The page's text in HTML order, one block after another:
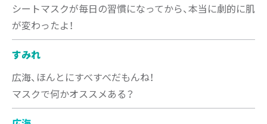
シートマスクが毎日の習慣になってから、本当に劇的に肌
が変わったよ！
すみれ
広海、ほんとにすべすべだもんね！
マスクで何かオススメある？